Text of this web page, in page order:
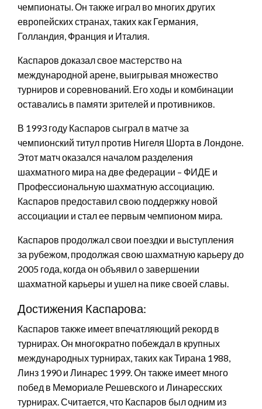
чемпионаты. Он также играл во многих других
европейских странах, таких как Германия,
Голландия, Франция и Италия.
Каспаров доказал свое мастерство на
международной арене, выигрывая множество
турниров и соревнований. Его ходы и комбинации
оставались в памяти зрителей и противников.
В 1993 году Каспаров сыграл в матче за
чемпионский титул против Нигеля Шорта в Лондоне.
Этот матч оказался началом разделения
шахматного мира на две федерации – ФИДЕ и
Профессиональную шахматную ассоциацию.
Каспаров предоставил свою поддержку новой
ассоциации и стал ее первым чемпионом мира.
Каспаров продолжал свои поездки и выступления
за рубежом, продолжая свою шахматную карьеру до
2005 года, когда он объявил о завершении
шахматной карьеры и ушел на пике своей славы.
Достижения Каспарова:
Каспаров также имеет впечатляющий рекорд в
турнирах. Он многократно побеждал в крупных
международных турнирах, таких как Тирана 1988,
Линз 1990 и Линарес 1999. Он также имеет много
побед в Мемориале Решевского и Линаресских
турнирах. Считается, что Каспаров был одним из